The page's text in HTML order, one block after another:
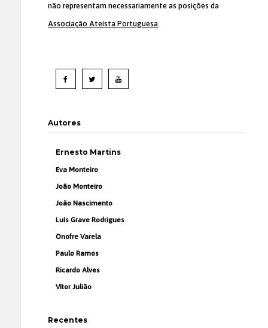
não representam necessariamente as posições da
Associação Ateísta Portuguesa.
Autores
Ernesto Martins
Eva Monteiro
João Monteiro
João Nascimento
Luís Grave Rodrigues
Onofre Varela
Paulo Ramos
Ricardo Alves
Vítor Julião
Recentes